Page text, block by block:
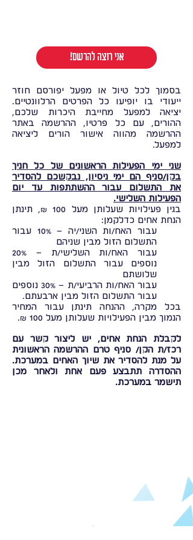
!אני רוצה להרשם
בסמוך לכל טיול או מפעל יפורסם חוזר
ייעודי בו יופיעו כל הפרטים הרלוונטיים.
יציאה למפעל מחייבת היכרות שלכם,
ההורים, עם כל פרטיו, ההרשמה באתר
ההרשמה מהווה אישור הורים ליציאה
למפעל.
שני ימי הפעילות הראשונים של כל חניך
בקן/סניף הם ימי ניסיון, נבקשכם להסדיר
את התשלום עבור ההשתתפות עד יום
הפעילות השלישי.
בגין פעילויות שעלותן מעל 100 ₪, תינתן
הנחת אחים כדלקמן:
עבור האח/ות השני/יה – 10% עבור
התשלום הזול מבין שניהם
עבור האח/ות השלישי/ת – 20%
נוספים עבור התשלום הזול מבין
שלושתם
עבור האח/ות הרביעי/ת – 30% נוספים
עבור התשלום הזול מבין ארבעתם.
בכל מקרה, ההנחה תינתן עבור המחיר
הנמוך מבין הפעילויות שעלותן מעל 100 ₪.
לקבלת הנחת אחים, יש ליצור קשר עם
רכז/ת הקן/ סניף טרם ההרשמה הראשונית
על מנת להסדיר את שיוך האחים במערכת.
ההסדרה תתבצע פעם אחת ולאחר מכן
תישמר במערכת.